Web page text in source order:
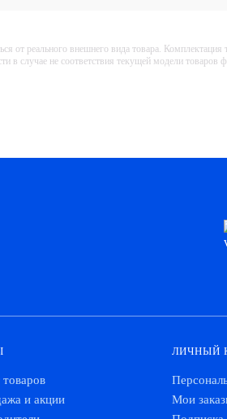
от реального внешнего вида товара.
в случае не соответствия текущей модели
товаров
и акции
ЛИЧНЫЙ
Мои